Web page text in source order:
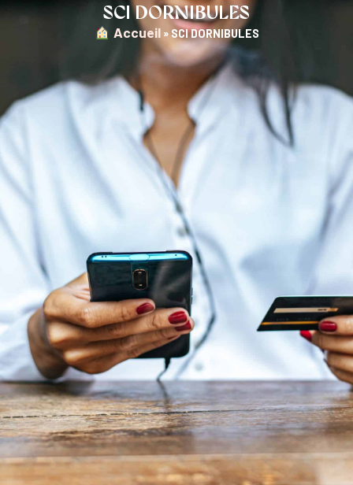
SCI DORNIBULES
︎ Accueil » SCI DORNIBULES